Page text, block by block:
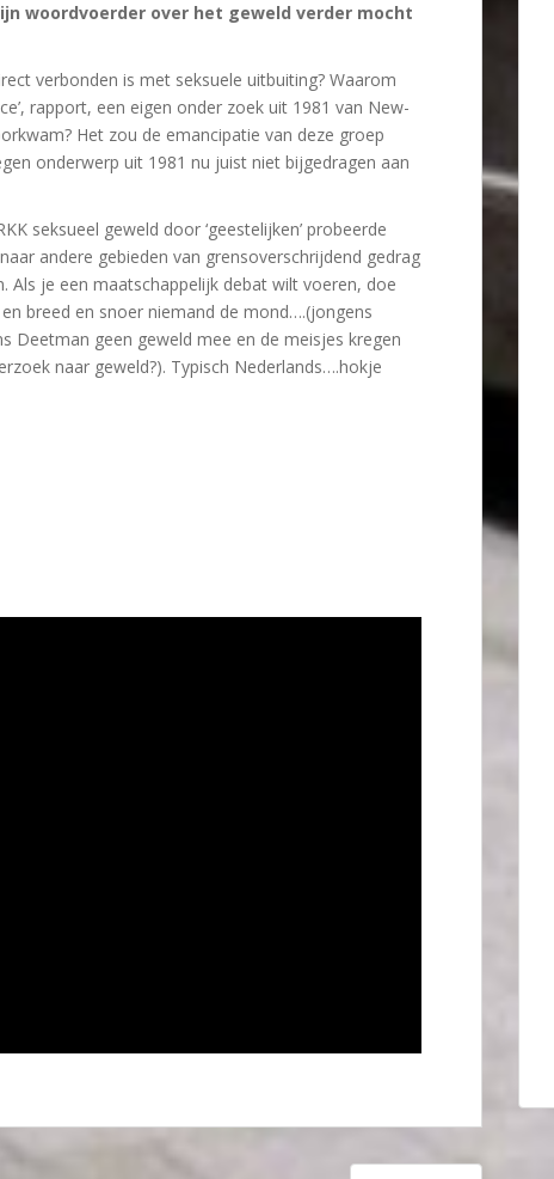
woordvoerder over het geweld verder mocht
verbonden is met seksuele uitbuiting? Waarom
rapport, een eigen onder zoek uit 1981 van New-
Het zou de emancipatie van deze groep
onderwerp uit 1981 nu juist niet bijgedragen aan
seksueel geweld door ‘geestelijken’ probeerde
andere gebieden van grensoverschrijdend gedrag
Als je een maatschappelijk debat wilt voeren, doe
breed en snoer niemand de mond….(jongens
Deetman geen geweld mee en de meisjes kregen
naar geweld?). Typisch Nederlands….hokje